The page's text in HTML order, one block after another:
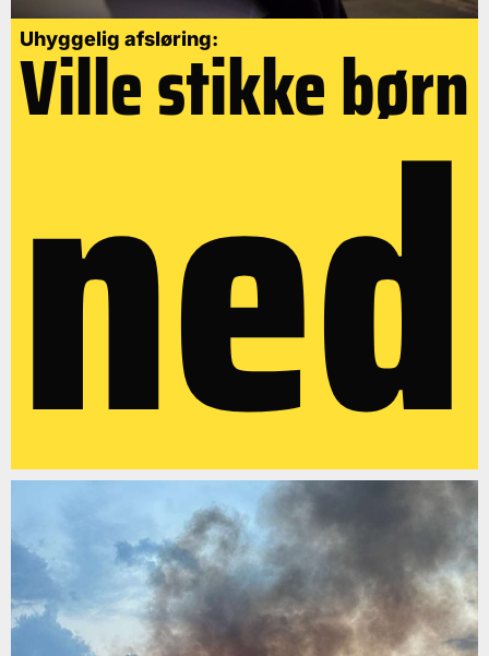
Uhyggelig afsløring:
Ville stikke børn
ned